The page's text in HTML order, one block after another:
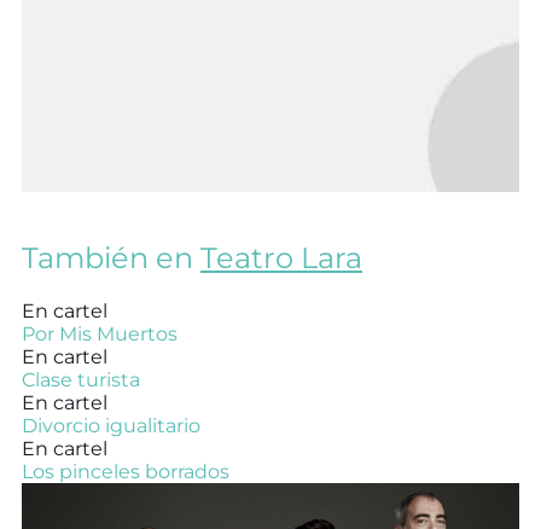
También en Teatro Lara
En cartel
Por Mis Muertos
En cartel
Clase turista
En cartel
Divorcio igualitario
En cartel
Los pinceles borrados